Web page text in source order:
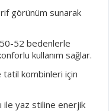
görünüm sunarak
52 bedenlerle
kullanım sağlar.
tatil kombinleri için
ile yaz stiline enerjik